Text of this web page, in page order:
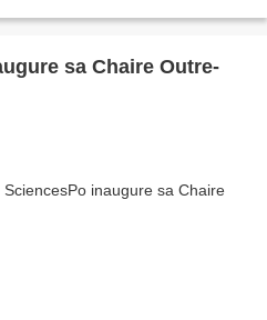
sa Chaire Outre-